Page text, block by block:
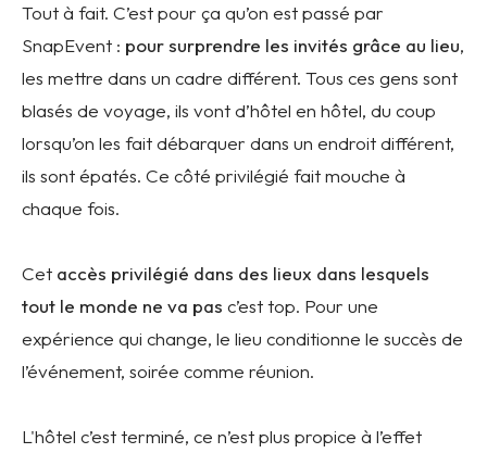
Tout à fait. C’est pour ça qu’on est passé par
SnapEvent : pour surprendre les invités grâce au lieu,
les mettre dans un cadre différent. Tous ces gens sont
blasés de voyage, ils vont d’hôtel en hôtel, du coup
lorsqu’on les fait débarquer dans un endroit différent,
ils sont épatés. Ce côté privilégié fait mouche à
chaque fois.
Cet accès privilégié dans des lieux dans lesquels
tout le monde ne va pas c’est top. Pour une
expérience qui change, le lieu conditionne le succès de
l’événement, soirée comme réunion.
L'hôtel c’est terminé, ce n’est plus propice à l’effet